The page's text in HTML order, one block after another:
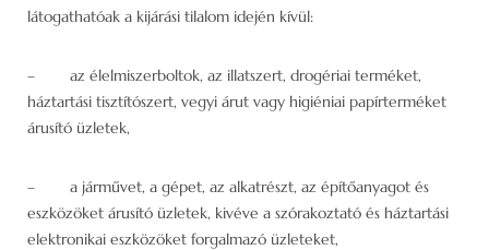
látogathatóak a kijárási tilalom idején kívül:
– az élelmiszerboltok, az illatszert, drogériai terméket,
háztartási tisztítószert, vegyi árut vagy higiéniai papírterméket
árusító üzletek,
– a járművet, a gépet, az alkatrészt, az építőanyagot és
eszközöket árusító üzletek, kivéve a szórakoztató és háztartási
elektronikai eszközöket forgalmazó üzleteket,